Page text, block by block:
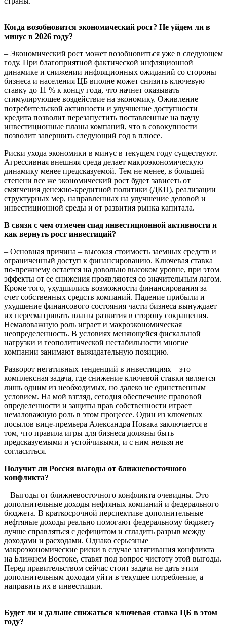
Когда возобновится экономический рост? Не уйдем ли в
минус в 2026 году?
– Экономический рост может возобновиться уже в следующем
году. При благоприятной фактической инфляционной
динамике и снижении инфляционных ожиданий со стороны
бизнеса и населения ЦБ вполне может снизить ключевую
ставку до 11 % к концу года, что начнет оказывать
стимулирующее воздействие на экономику. Оживление
потребительской активности и улучшение доступности
кредита позволит перезапустить поставленные на паузу
инвестиционные планы компаний, что в совокупности
позволит завершить следующий год в плюсе.
Риски ухода экономики в минус в текущем году существуют.
Агрессивная внешняя среда делает макроэкономическую
динамику менее предсказуемой. Тем не менее, в большей
степени все же экономический рост будет зависеть от
смягчения денежно-кредитной политики (ДКП), реализации
структурных мер, направленных на улучшение деловой и
инвестиционной среды и от развития рынка капитала.
В связи с чем отмечен спад инвестиционной активности и
как вернуть рост инвестиций?
– Основная причина – высокая стоимость заемных средств и
ограниченный доступ к финансированию. Ключевая ставка
по-прежнему остается на довольно высоком уровне, при этом
эффекты от ее снижения проявляются со значительным лагом.
Кроме того, ухудшились возможности финансирования за
счет собственных средств компаний. Падение прибыли и
ухудшение финансового состояния части бизнеса вынуждает
их пересматривать планы развития в сторону сокращения.
Немаловажную роль играет и макроэкономическая
неопределенность. В условиях меняющейся фискальной
нагрузки и геополитической нестабильности многие
компании занимают выжидательную позицию.
Разворот негативных тенденций в инвестициях – это
комплексная задача, где снижение ключевой ставки является
лишь одним из необходимых, но далеко не единственным
условием. На мой взгляд, сегодня обеспечение правовой
определенности и защиты прав собственности играет
немаловажную роль в этом процессе. Один из ключевых
посылов вице-премьера Александра Новака заключается в
том, что правила игры для бизнеса должны быть
предсказуемыми и устойчивыми, и с ним нельзя не
согласиться.
Получит ли Россия выгоды от ближневосточного
конфликта?
– Выгоды от ближневосточного конфликта очевидны. Это
дополнительные доходы нефтяных компаний и федерального
бюджета. В краткосрочной перспективе дополнительные
нефтяные доходы реально помогают федеральному бюджету
лучше справляться с дефицитом и сгладить разрыв между
доходами и расходами. Однако серьезные
макроэкономические риски в случае затягивания конфликта
на Ближнем Востоке, ставят под вопрос чистоту этой выгоды.
Перед правительством сейчас стоит задача не дать этим
дополнительным доходам уйти в текущее потребление, а
направить их в инвестиции.
Будет ли и дальше снижаться ключевая ставка ЦБ в этом
году?